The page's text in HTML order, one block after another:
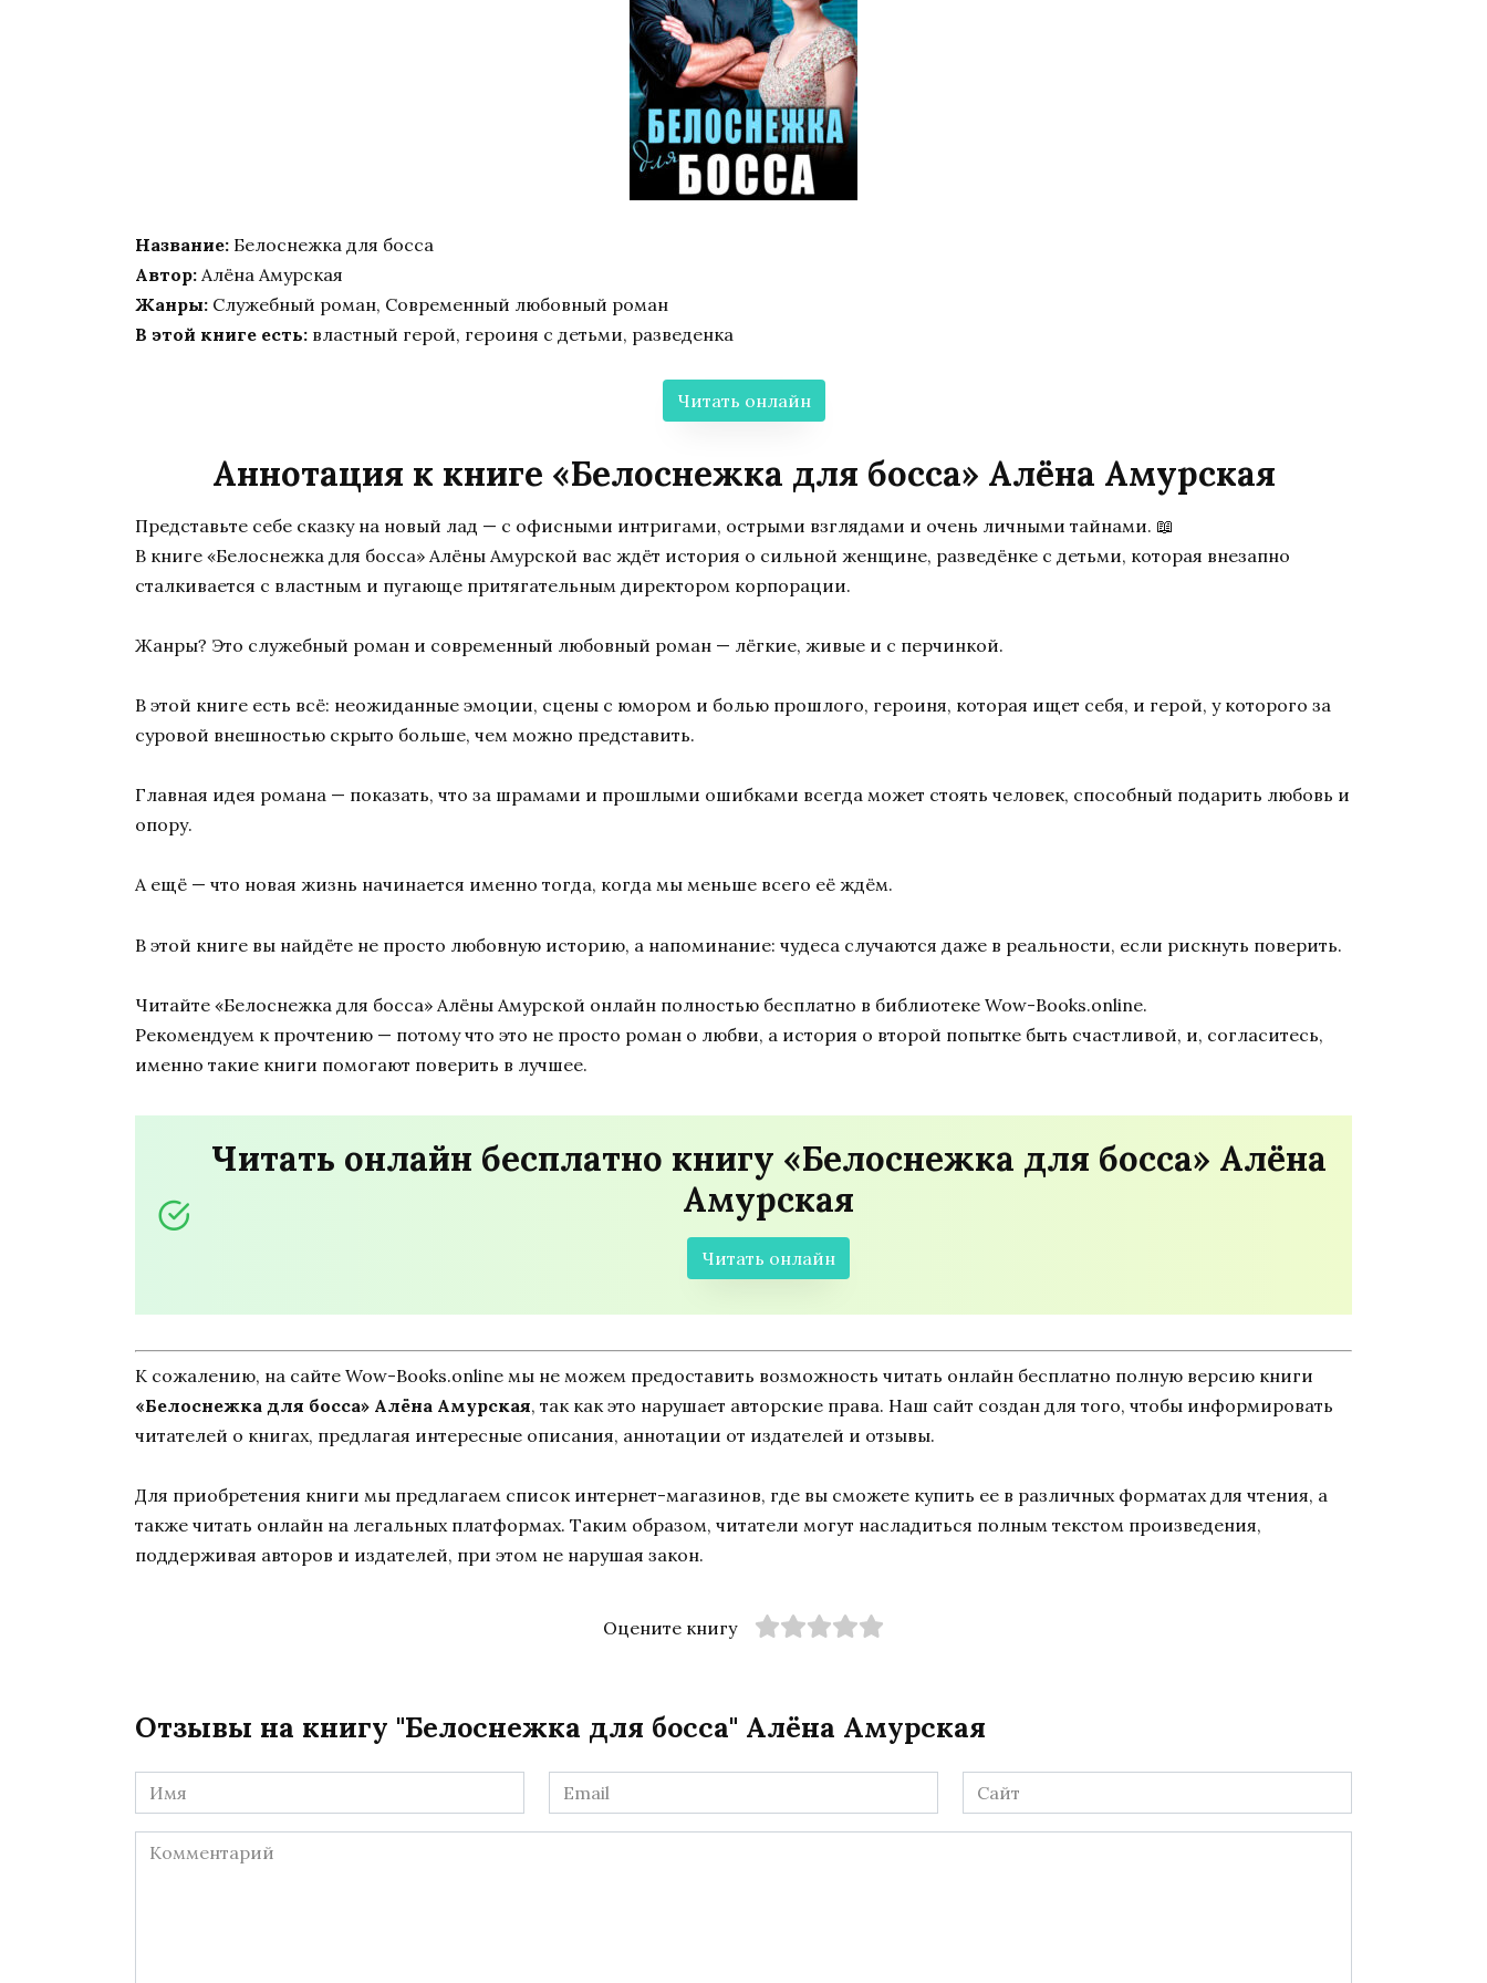
Название: Белоснежка для босса
Автор: Алёна Амурская
Жанры: Служебный роман, Современный любовный роман
В этой книге есть: властный герой, героиня с детьми, разведенка
Читать онлайн
Аннотация к книге «Белоснежка для босса» Алёна Амурская
Представьте себе сказку на новый лад — с офисными интригами, острыми взглядами и очень личными тайнами. 📖
В книге «Белоснежка для босса» Алёны Амурской вас ждёт история о сильной женщине, разведёнке с детьми, которая внезапно
сталкивается с властным и пугающе притягательным директором корпорации.
Жанры? Это служебный роман и современный любовный роман — лёгкие, живые и с перчинкой.
В этой книге есть всё: неожиданные эмоции, сцены с юмором и болью прошлого, героиня, которая ищет себя, и герой, у которого за
суровой внешностью скрыто больше, чем можно представить.
Главная идея романа — показать, что за шрамами и прошлыми ошибками всегда может стоять человек, способный подарить любовь и
опору.
А ещё — что новая жизнь начинается именно тогда, когда мы меньше всего её ждём.
В этой книге вы найдёте не просто любовную историю, а напоминание: чудеса случаются даже в реальности, если рискнуть поверить.
Читайте «Белоснежка для босса» Алёны Амурской онлайн полностью бесплатно в библиотеке Wow-Books.online.
Рекомендуем к прочтению — потому что это не просто роман о любви, а история о второй попытке быть счастливой, и, согласитесь,
именно такие книги помогают поверить в лучшее.
Читать онлайн бесплатно книгу «Белоснежка для босса» Алёна
Амурская
Читать онлайн
К сожалению, на сайте Wow-Books.online мы не можем предоставить возможность читать онлайн бесплатно полную версию книги
«Белоснежка для босса» Алёна Амурская, так как это нарушает авторские права. Наш сайт создан для того, чтобы информировать
читателей о книгах, предлагая интересные описания, аннотации от издателей и отзывы.
Для приобретения книги мы предлагаем список интернет-магазинов, где вы сможете купить ее в различных форматах для чтения, а
также читать онлайн на легальных платформах. Таким образом, читатели могут насладиться полным текстом произведения,
поддерживая авторов и издателей, при этом не нарушая закон.
Оцените книгу
Отзывы на книгу "Белоснежка для босса" Алёна Амурская
Имя
*
Email
*
Сайт
Комментарий